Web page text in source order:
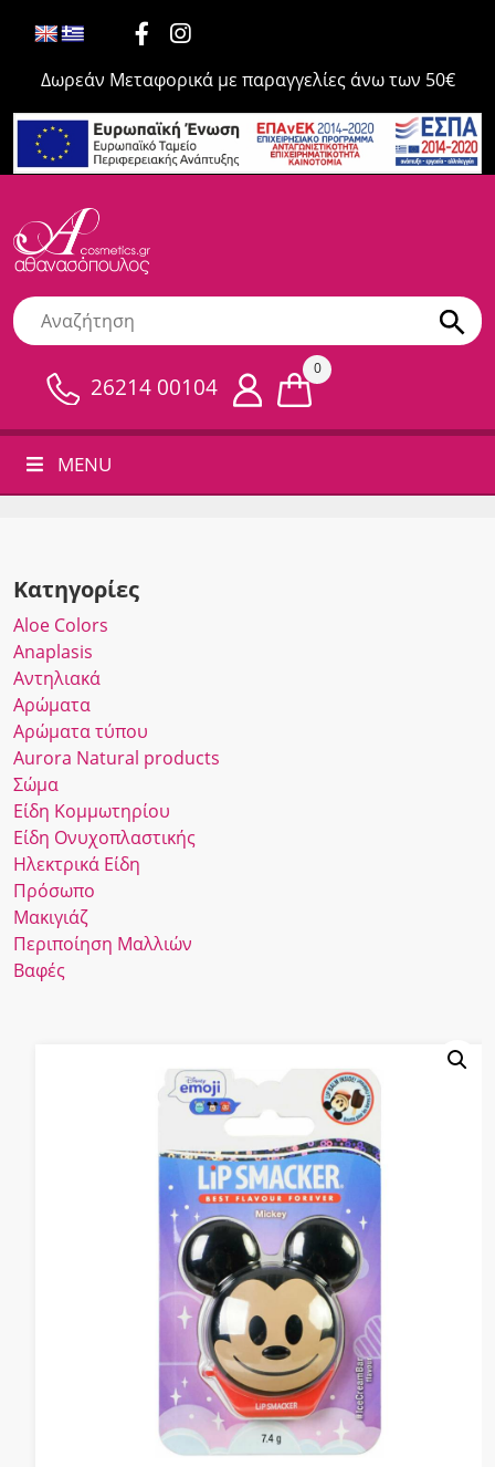
Δωρεάν Μεταφορικά με παραγγελίες άνω των 50€
26214 00104
0
MENU
Κατηγορίες
Αloe Colors
Anaplasis
Αντηλιακά
Αρώματα
Αρώματα τύπου
Αurora Νatural products
Σώμα
Είδη Κομμωτηρίου
Είδη Ονυχοπλαστικής
Ηλεκτρικά Είδη
Πρόσωπο
Μακιγιάζ
Περιποίηση Μαλλιών
Βαφές